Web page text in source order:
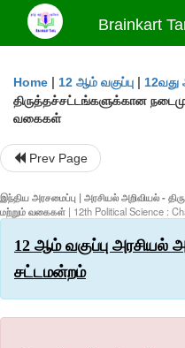
Brainkart
Home | 12 ஆம் வகுப்பு | 12வது
திருத்தச்சட்டங்களுக்கான
வகைகள்
Prev Page
இந்திய அரசமைப்பு | அரசியல் அறிவியல் -
மற்றும் வகைகள் | 12th Political Science :
12 ஆம் வகுப்பு அரசியல்
சட்டமன்றம்